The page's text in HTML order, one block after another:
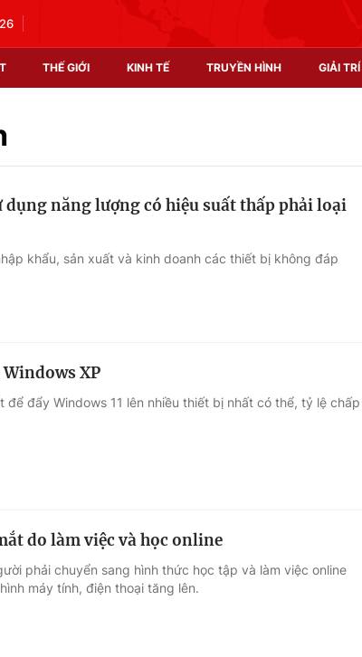
THẾ GIỚI KINH TẾ TRUYỀN HÌNH GIẢI TRÍ
Hậu trường
cuộc sống
Tuyển sinh
Học trực tuyến
năng lượng có hiệu suất thấp phải loại
khẩu, sản xuất và kinh doanh các thiết bị không đáp
XP
đẩy Windows 11 lên nhiều thiết bị nhất có thể, tỷ lệ chấp
do làm việc và học online
phải chuyển sang hình thức học tập và làm việc online
máy tính, điện thoại tăng lên.